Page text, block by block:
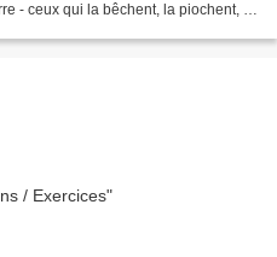
- ceux qui la bêchent, la piochent, la